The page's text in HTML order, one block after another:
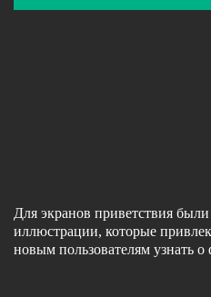
Для экранов приветствия
иллюстрации, которые
новым пользователям узнать